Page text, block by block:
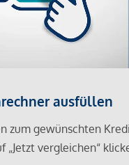
ausfüllen
zum gewünschten
„Jetzt vergleichen“